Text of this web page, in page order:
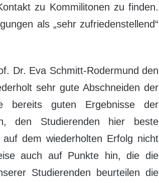
zu Kommilitonen zu finden.
als „sehr zufriedenstellend“
Dr. Eva Schmitt-Rodermund den
sehr gute Abschneiden der
bereits guten Ergebnisse der
den Studierenden hier beste
dem wiederholten Erfolg nicht
auch auf Punkte hin, die die
Studierenden beurteilen die